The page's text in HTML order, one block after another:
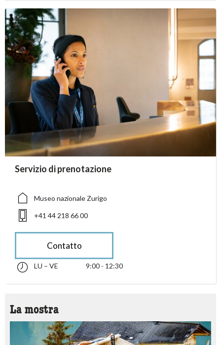
accessibility.sr-only.person_card_info
Servizio di prenotazione
accessibility.sr-only.museum
Museo nazionale Zurigo
accessibility.sr-only.phone
+41 44 218 66 00
Contatto
accessibility.sr-only.opening_hours
lunedì fino alle venerdì 09:00 - 12:30
LU – VE 9:00 - 12:30
La mostra